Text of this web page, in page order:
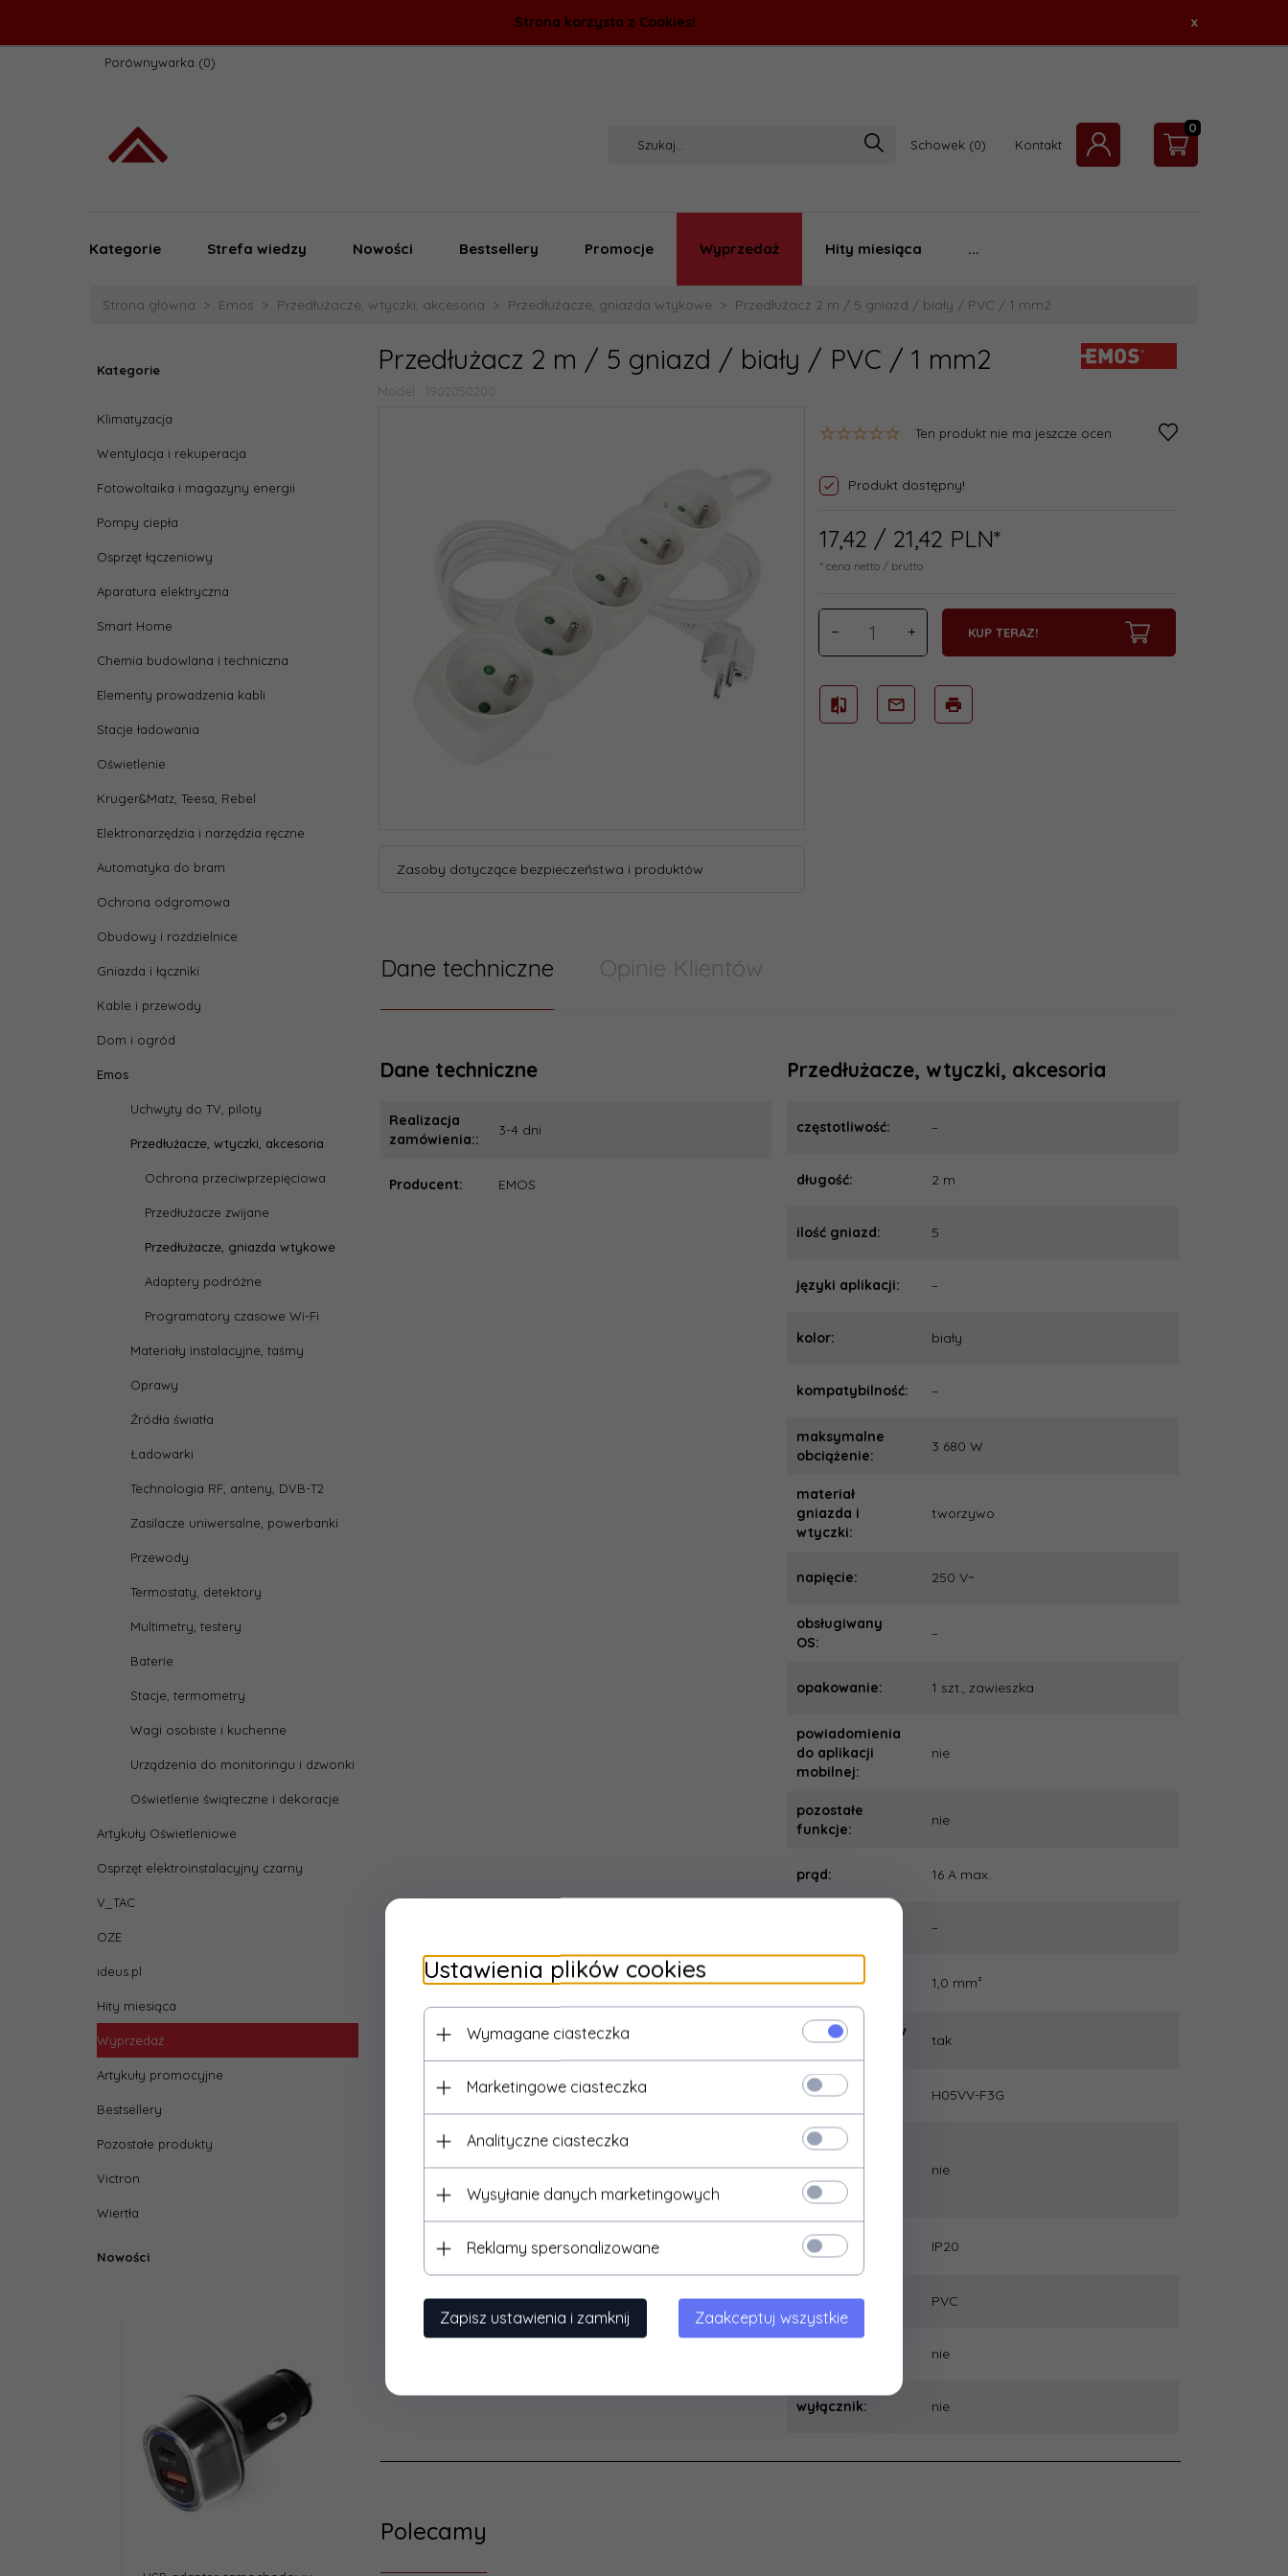
Strona korzysta z Cookies! x
Porównywarka
Schowek Kontakt
0
Kategorie Strefa wiedzy Nowości Bestsellery Promocje Wyprzedaż Hity miesiąca ...
Strona główna Emos Przedłużacze, wtyczki, akcesoria Przedłużacze, gniazda wtykowe Przedłużacz 2 m / 5 gniazd / biały / PVC / 1 mm2
Kategorie
Klimatyzacja
Wentylacja i rekuperacja
Fotowoltaika i magazyny energii
Pompy ciepła
Osprzęt łączeniowy
Aparatura elektryczna
Smart Home
Chemia budowlana i techniczna
Elementy prowadzenia kabli
Stacje ładowania
Oświetlenie
Kruger&Matz, Teesa, Rebel
Elektronarzędzia i narzędzia ręczne
Automatyka do bram
Ochrona odgromowa
Obudowy i rozdzielnice
Gniazda i łączniki
Kable i przewody
Dom i ogród
Emos
Uchwyty do TV, piloty
Przedłużacze, wtyczki, akcesoria
Ochrona przeciwprzepięciowa
Przedłużacze zwijane
Przedłużacze, gniazda wtykowe
Adaptery podróżne
Programatory czasowe Wi-Fi
Materiały instalacyjne, taśmy
Oprawy
Źródła światła
Ładowarki
Technologia RF, anteny, DVB-T2
Zasilacze uniwersalne, powerbanki
Przewody
Termostaty, detektory
Multimetry, testery
Baterie
Stacje, termometry
Wagi osobiste i kuchenne
Urządzenia do monitoringu i dzwonki
Oświetlenie świąteczne i dekoracje
Artykuły Oświetleniowe
Osprzęt elektroinstalacyjny czarny
V_TAC
OZE
ideus.pl
Hity miesiąca
Wyprzedaż
Artykuły promocyjne
Bestsellery
Pozostałe produkty
Victron
Wiertła
Nowości
Przedłużacz 2 m / 5 gniazd / biały / PVC / 1 mm2
Model: 1902050200
Zasoby dotyczące bezpieczeństwa i produktów
Ten produkt nie ma jeszcze ocen
Produkt dostępny!
17,42 / 21,42 PLN*
* cena netto / brutto
KUP TERAZ!
Dane techniczne Opinie Klientów
Dane techniczne
Realizacja
zamówienia::
3-4 dni
Producent: EMOS
Przedłużacze, wtyczki, akcesoria
częstotliwość: –
długość: 2 m
ilość gniazd: 5
języki aplikacji: –
kolor: biały
kompatybilność: –
maksymalne
obciążenie:
3 680 W
materiał
gniazda i
wtyczki:
tworzywo
napięcie: 250 V~
obsługiwany
OS:
–
opakowanie: 1 szt., zawieszka
powiadomienia
do aplikacji
mobilnej:
nie
pozostałe
funkcje:
nie
prąd: 16 A max.
–
1,0 mm²
przesłony torów
tak
przewód: H05VV-F3G
sterowanie za
asystentów
głosowych:
nie
stopień
ochrony:
IP20
typ izolacji: PVC
nie
wyłącznik: nie
Polecamy
Ustawienia plików cookies
Wymagane ciasteczka
Marketingowe ciasteczka
Analityczne ciasteczka
Wysyłanie danych marketingowych
Reklamy spersonalizowane
Zapisz ustawienia i zamknij Zaakceptuj wszystkie